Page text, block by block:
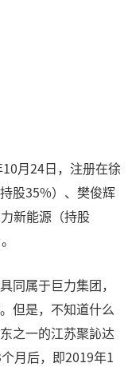
月24日，注册在徐
股35%）、樊俊辉
新能源（持股
同属于巨力集团，
但是，不知道什么
之一的江苏聚訫达
月后，即2019年1